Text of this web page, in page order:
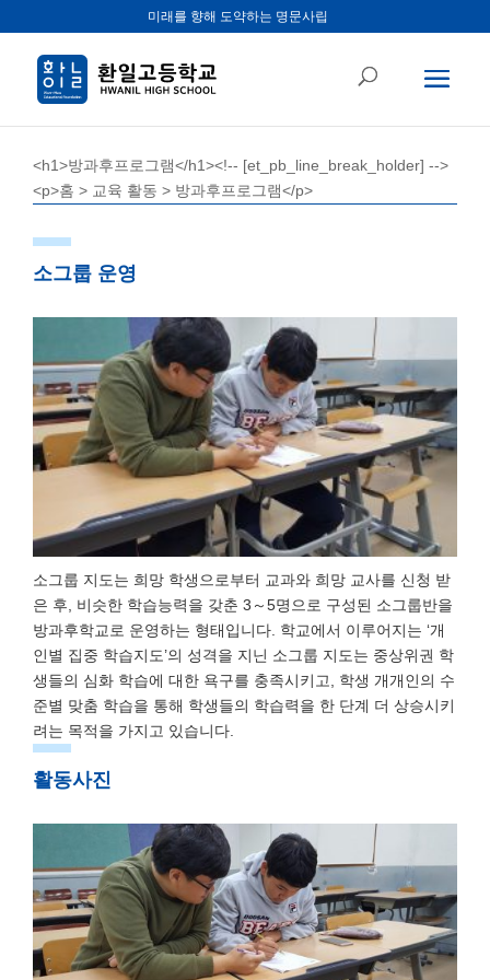
미래를 향해 도약하는 명문사립
<h1>방과후프로그램</h1><!-- [et_pb_line_break_holder] -->
<p>홈 > 교육 활동 > 방과후프로그램</p>
소그룹 운영
소그룹 지도는 희망 학생으로부터 교과와 희망 교사를 신청 받
은 후, 비슷한 학습능력을 갖춘 3～5명으로 구성된 소그룹반을
방과후학교로 운영하는 형태입니다. 학교에서 이루어지는 ‘개
인별 집중 학습지도’의 성격을 지닌 소그룹 지도는 중상위권 학
생들의 심화 학습에 대한 욕구를 충족시키고, 학생 개개인의 수
준별 맞춤 학습을 통해 학생들의 학습력을 한 단계 더 상승시키
려는 목적을 가지고 있습니다.
활동사진